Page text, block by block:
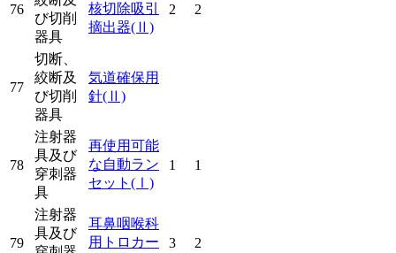
76
び切削
器具
核切除吸引
摘出器(Ⅱ)
2 2
77
切断、
絞断及
び切削
器具
気道確保用
針(Ⅱ)
78
注射器
具及び
穿刺器
具
再使用可能
な自動ラン
セット (Ⅰ)
1 1
79
注射器
具及び
耳鼻咽喉科
用トロカー
3 2